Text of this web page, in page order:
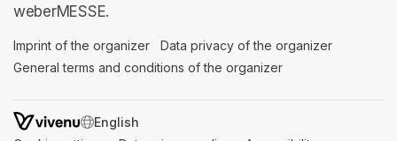
weberMESSE.
Imprint of the organizer (opens in a new tab)
Data privacy of the organizer
General terms and conditions of the organizer
SWITCH LANGUAGE